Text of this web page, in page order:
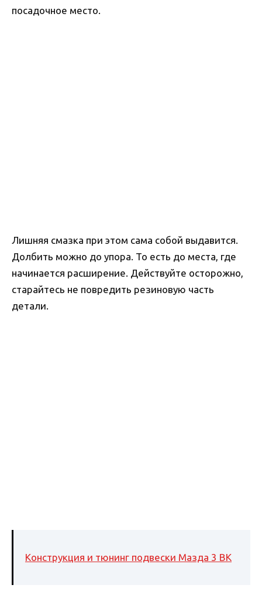
посадочное место.
Лишняя смазка при этом сама собой выдавится.
Долбить можно до упора. То есть до места, где
начинается расширение. Действуйте осторожно,
старайтесь не повредить резиновую часть
детали.
Конструкция и тюнинг подвески Мазда 3 BK